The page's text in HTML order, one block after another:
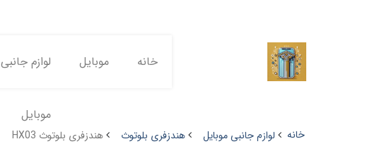
خانه موبایل لوازم جانبی
موبایل
خانه لوازم جانبی موبایل هندزفری بلوتوث هندزفری بلوتوث HX03